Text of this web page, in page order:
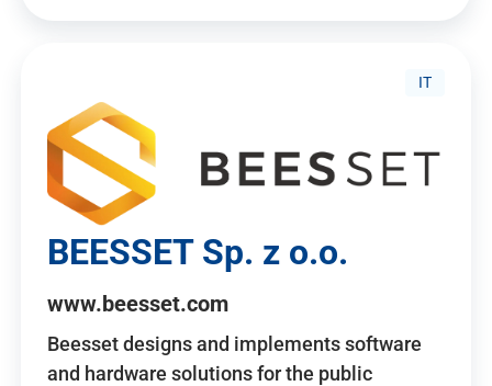
IT
BEESSET Sp. z o.o.
www.beesset.com
Beesset designs and implements software
and hardware solutions for the public